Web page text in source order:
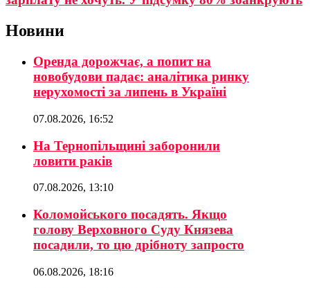
Новини
Оренда дорожчає, а попит на
новобудови падає: аналітика ринку
нерухомості за липень в Україні
07.08.2026, 16:52
На Тернопільщині заборонили
ловити раків
07.08.2026, 13:10
Коломойського посадять. Якщо
голову Верховного Суду Князева
посадили, то цю дрібноту запросто
06.08.2026, 18:16